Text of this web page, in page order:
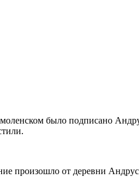
было подписано
произошло от деревни